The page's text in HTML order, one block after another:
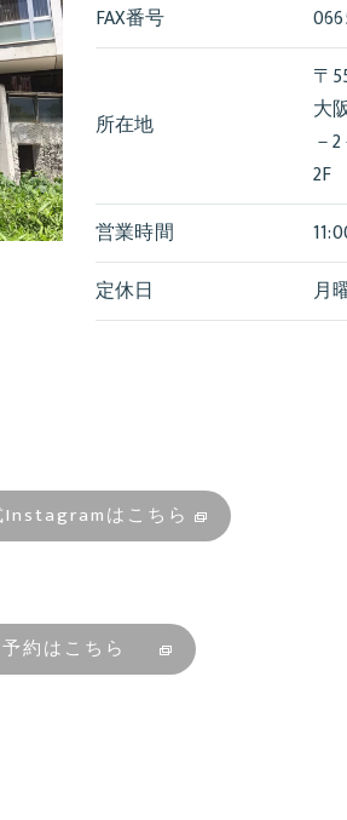
FAX番号
所在地
〒
大
－
2F
営業時間
定休日
月
Instagramはこちら
約はこちら